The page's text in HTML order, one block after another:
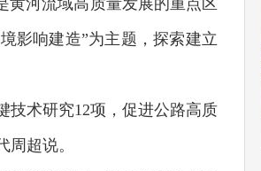
黄河流域高质量发展的重点区
影响建造”为主题，探索建立
技术研究12项，促进公路高质
超说。